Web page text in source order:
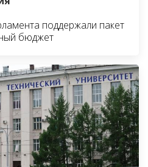
поддержали пакет
бюджет